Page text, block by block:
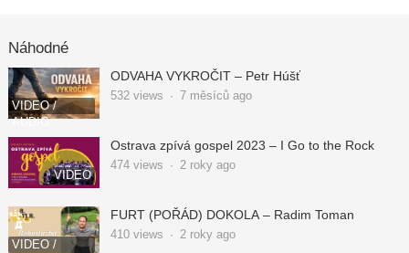
Náhodné
VIDEO /
AUDIO
ODVAHA VYKROČIT – Petr Húšť
532views · 7 měsíců ago
VIDEO
Ostrava zpívá gospel 2023 – I Go to the Rock
474views · 2 roky ago
VIDEO /
FURT (POŘÁD) DOKOLA – Radim Toman
410views · 2 roky ago